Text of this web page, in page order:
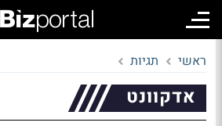
ראשי תגיות
אדקוונט